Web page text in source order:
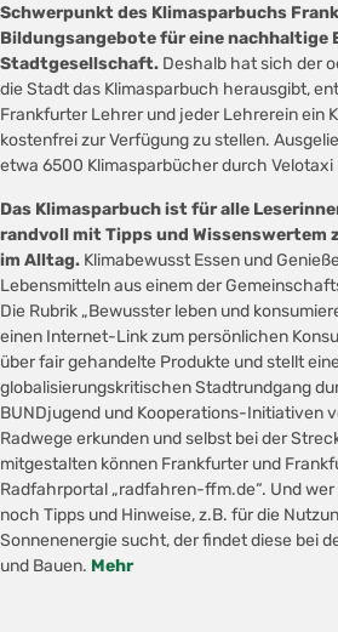
Schwerpunkt des Klimasparbuchs
Bildungsangebote für eine nachhaltige
Stadtgesellschaft. Deshalb hat sich der
die Stadt das Klimasparbuch herausgibt,
Frankfurter Lehrer und jeder Lehrerein ein
kostenfrei zur Verfügung zu stellen.
etwa 6500 Klimasparbücher durch Velotaxi
Das Klimasparbuch ist für alle
randvoll mit Tipps und Wissenswertem
im Alltag. Klimabewusst Essen und
Lebensmitteln aus einem der
Die Rubrik „Bewusster leben und
einen Internet-Link zum persönlichen
über fair gehandelte Produkte und stellt
globalisierungskritischen Stadtrundgang
BUNDjugend und Kooperations-Initiativen
Radwege erkunden und selbst bei der
mitgestalten können Frankfurter und
Radfahrportal „radfahren-ffm.de“. Und wer
noch Tipps und Hinweise, z.B. für die
Sonnenenergie sucht, der findet diese bei
und Bauen. Mehr